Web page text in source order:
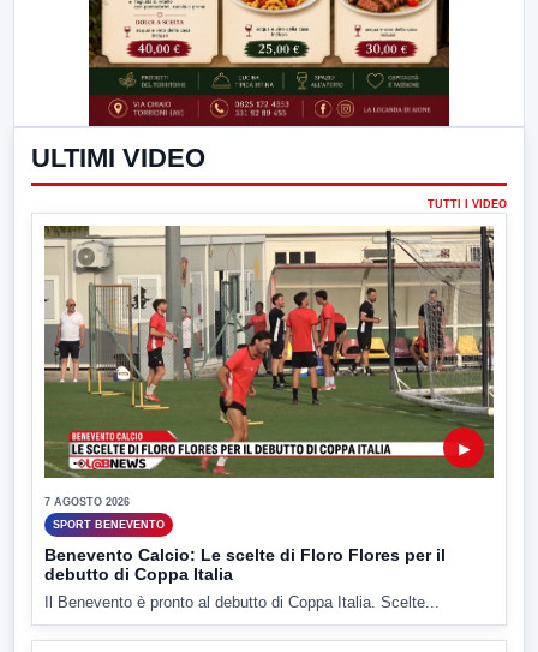
ULTIMI VIDEO
TUTTI I VIDEO
▶
7 AGOSTO 2026
SPORT BENEVENTO
Benevento Calcio: Le scelte di Floro Flores per il
debutto di Coppa Italia
Il Benevento è pronto al debutto di Coppa Italia. Scelte...